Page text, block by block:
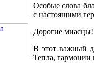
Особые слова
с настоящими
Дорогие миасцы!
В этот важный
Тепла,